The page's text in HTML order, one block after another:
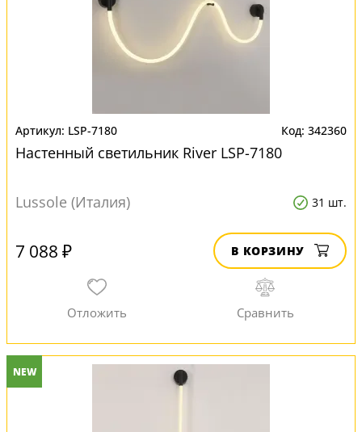
LSP-7180 342360
Настенный светильник River LSP-7180
Lussole (Италия) 31 шт.
7 088 ₽ В КОРЗИНУ
NEW